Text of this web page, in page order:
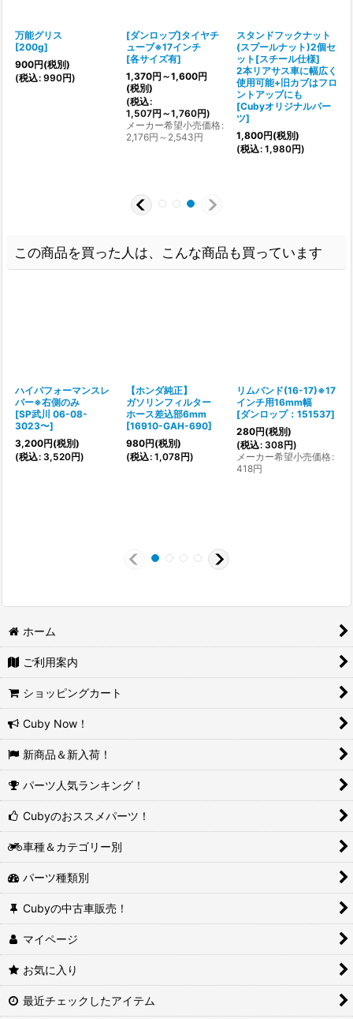
万能グリス
[200g]
900円(税別)
(税込: 990円)
[ダンロップ]タイヤチ
ューブ※17インチ
[各サイズ有]
1,370円 ～1,600円
(税別)
(税込:
1,507円 ～1,760円)
メーカー希望小売価格:
2,176円 ～2,543円
スタンドフックナット
(スプールナット)2個セ
ット[スチール仕様]
2本リアサス車に幅広く
使用可能+旧カブはフロ
ントアップにも
[Cubyオリジナルパー
ツ]
1,800円(税別)
(税込: 1,980円)
この商品を買った人は、こんな商品も買っています
ハイパフォーマンスレ
バー※右側のみ
[SP武川 06-08-
3023〜]
3,200円(税別)
(税込: 3,520円)
【ホンダ純正】
ガソリンフィルター
ホース差込部6mm
[16910-GAH-690]
980円(税別)
(税込: 1,078円)
リムバンド(16-17)※17
インチ用16mm幅
[ダンロップ：151537]
280円(税別)
(税込: 308円)
メーカー希望小売価格:
418円
ホーム
ご利用案内
ショッピングカート
Cuby Now！
新商品＆新入荷！
パーツ人気ランキング！
Cubyのおススメパーツ！
車種＆カテゴリー別
パーツ種類別
Cubyの中古車販売！
マイページ
お気に入り
最近チェックしたアイテム